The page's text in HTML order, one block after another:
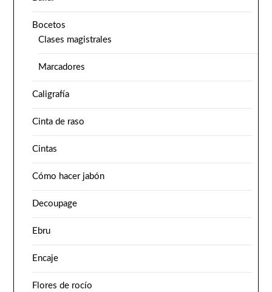
Bocetos
Clases magistrales
Marcadores
Caligrafía
Cinta de raso
Cintas
Cómo hacer jabón
Decoupage
Ebru
Encaje
Flores de rocío